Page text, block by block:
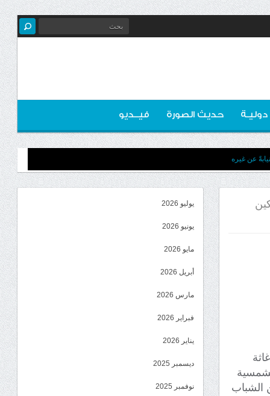
دوليـة حديث الصورة فيــديو
عن غيره
الشباب
يوليو 2026
يونيو 2026
مايو 2026
أبريل 2026
مارس 2026
فبراير 2026
يناير 2026
ديسمبر 2025
نوفمبر 2025